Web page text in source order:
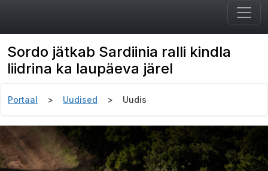
Sordo jätkab Sardiinia ralli kindla
liidrina ka laupäeva järel
Portaal Uudised Uudis